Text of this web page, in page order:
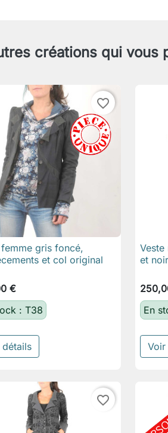
créations qui vous
favorite_border
 Aperçu rapide
gris foncé,
et col original
€
: T38
détails
et
En
Voir
favorite_border